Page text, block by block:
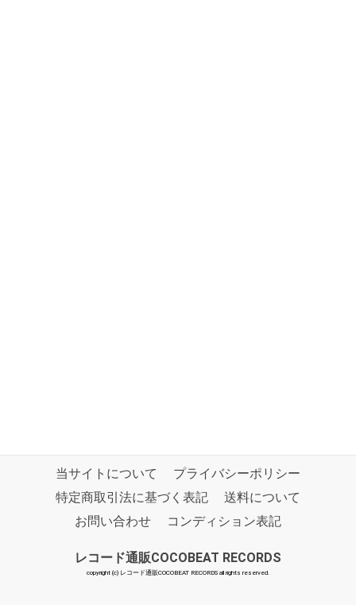
当サイトについて
プライバシーポリシー
特定商取引法に基づく表記
送料について
お問い合わせ
コンディション表記
レコード通販COCOBEAT RECORDS
copyright (c) レコード通販COCOBEAT RECORDS all rights reserved.